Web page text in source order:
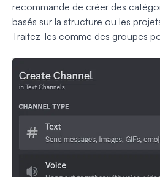
recommande de créer des
basés sur la structure ou les
Traitez-les comme des groupes